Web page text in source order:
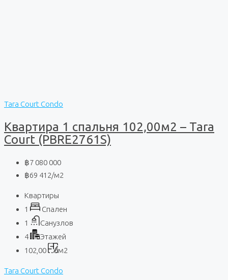
Tara Court Condo
Квартира 1 спальня 102,00м2 – Tara
Court (PBRE2761S)
฿7 080 000
฿69 412/м2
Квартиры
1
Спален
1
Санузлов
4
Этажей
102,00
м2
Tara Court Condo